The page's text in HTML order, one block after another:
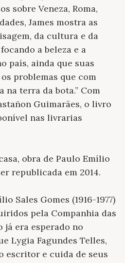
sobre Veneza, Roma,
James mostra as
da cultura e da
a beleza e a
país, ainda que suas
problemas que com
na terra da bota.” Com
Guimarães, o livro
nas livrarias
obra de Paulo Emílio
republicada em 2014.
Sales Gomes (1916-1977)
pela Companhia das
já era esperado no
Lygia Fagundes Telles,
escritor e cuida de seus